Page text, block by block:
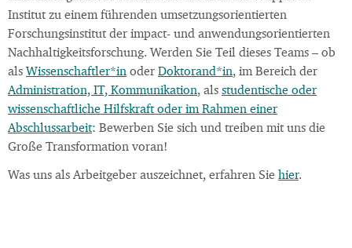
Institut zu einem führenden umsetzungsorientierten
Forschungsinstitut der impact- und anwendungsorientierten
Nachhaltigkeitsforschung. Werden Sie Teil dieses Teams – ob
als Wissenschaftler*in oder Doktorand*in, im Bereich der
Administration, IT, Kommunikation, als studentische oder
wissenschaftliche Hilfskraft oder im Rahmen einer
Abschlussarbeit: Bewerben Sie sich und treiben mit uns die
Große Transformation voran!
Was uns als Arbeitgeber auszeichnet, erfahren Sie hier.